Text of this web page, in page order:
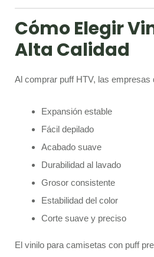
Cómo Elegir
Alta Calidad
Al comprar puff HTV, las empresas
Expansión estable
Fácil depilado
Acabado suave
Durabilidad al lavado
Grosor consistente
Estabilidad del color
Corte suave y preciso
El vinilo para camisetas con puff